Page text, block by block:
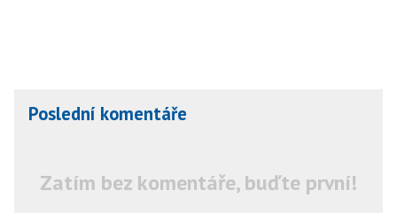
Poslední komentáře
Zatím bez komentáře, buďte první!